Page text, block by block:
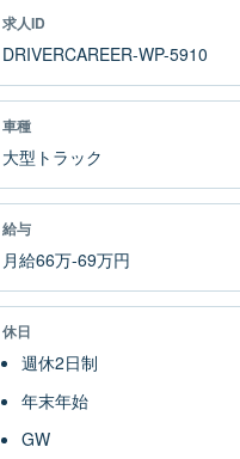
求人ID
DRIVERCAREER-WP-5910
車種
大型トラック
給与
月給66万-69万円
休日
週休2日制
年末年始
GW